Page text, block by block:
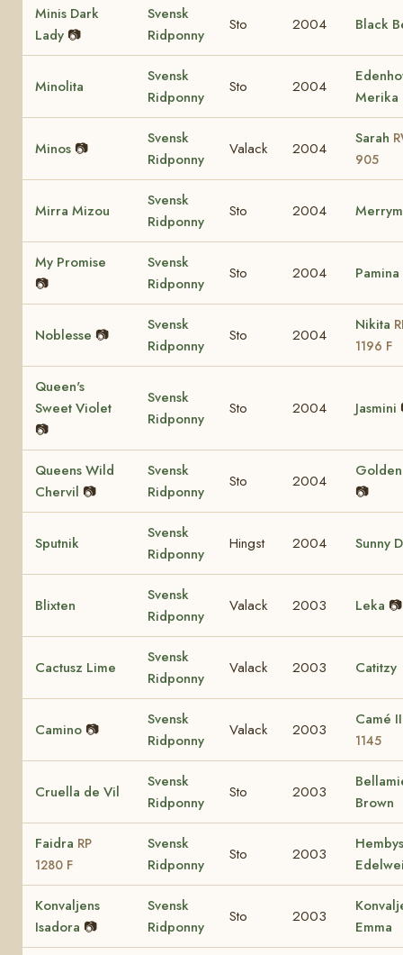
Minis Dark
Lady 📷
Svensk
Ridponny
Sto 2004 Black
Minolita
Svensk
Ridponny
Sto 2004
Merika
Minos 📷
Svensk
Ridponny
Valack 2004
Sarah
905
Mirra Mizou
Svensk
Ridponny
Sto 2004
My Promise
📷
Svensk
Ridponny
Sto 2004 Pamina
Noblesse 📷
Svensk
Ridponny
Sto 2004
Nikita
1196 F
Queen's
Sweet Violet
📷
Svensk
Ridponny
Sto 2004 Jasmini
Queens Wild
Chervil 📷
Svensk
Ridponny
Sto 2004
📷
Sputnik
Svensk
Ridponny
Hingst 2004 Sunny
Blixten
Svensk
Ridponny
Valack 2003 Leka 📷
Cactusz Lime
Svensk
Ridponny
Valack 2003 Catitzy
Camino 📷
Svensk
Ridponny
Valack 2003
Camé
1145
Cruella de Vil
Svensk
Ridponny
Sto 2003
Brown
Faidra RP
1280 F
Svensk
Ridponny
Sto 2003
Hembys
Konvaljens
Isadora 📷
Svensk
Ridponny
Sto 2003
Emma